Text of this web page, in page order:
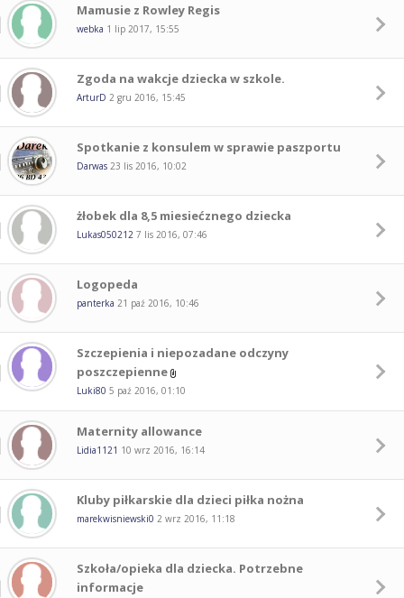
Mamusie z Rowley Regis
webka 1 lip 2017, 15:55
Zgoda na wakcje dziecka w szkole.
ArturD 2 gru 2016, 15:45
Spotkanie z konsulem w sprawie paszportu
Darwas 23 lis 2016, 10:02
żłobek dla 8,5 miesiećznego dziecka
Lukas050212 7 lis 2016, 07:46
Logopeda
panterka 21 paź 2016, 10:46
Szczepienia i niepozadane odczyny
poszczepienne
Luki80 5 paź 2016, 01:10
Maternity allowance
Lidia1121 10 wrz 2016, 16:14
Kluby piłkarskie dla dzieci piłka nożna
marekwisniewski0 2 wrz 2016, 11:18
Szkoła/opieka dla dziecka. Potrzebne
informacje